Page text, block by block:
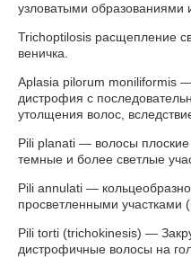
узловатыми образованиями
Trichoptilosis расщепление
веничка.
Aplasia pilorum moniliformis
дистрофия с
утолщения волос,
Pili planati — волосы
темные и более светлые
Pili annulati —
просветленными участками
Pili torti (trichokinesis) —
дистрофичные волосы на